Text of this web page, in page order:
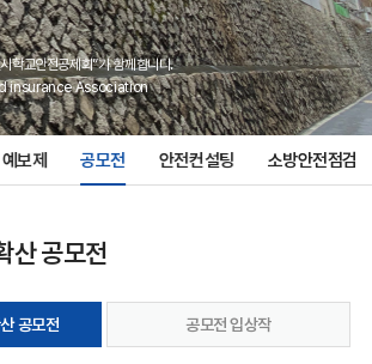
학교안전공제회”가 함께합니다.
insurance Association
예보제 공모전 안전컨설팅 소방안전점검
산 공모전
공모전 공모전 입상작